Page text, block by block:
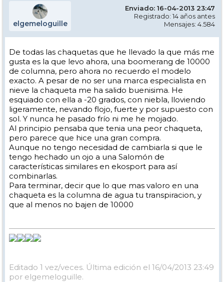
elgemeloguille
Enviado: 16-04-2013 23:47
Registrado: 14 años antes
Mensajes: 4.584
De todas las chaquetas que he llevado la que más me
gusta es la que levo ahora, una boomerang de 10000
de columna, pero ahora no recuerdo el modelo
exacto. A pesar de no ser una marca especialista en
nieve la chaqueta me ha salido buenisima. He
esquiado con ella a -20 grados, con niebla, lloviendo
ligeramente, nevando flojo, fuerte y por supuesto con
sol. Y nunca he pasado frío ni me he mojado.
Al principio pensaba que tenia una peor chaqueta,
pero parece que hice una gran compra.
Aunque no tengo necesidad de cambiarla si que le
tengo hechado un ojo a una Salomón de
características similares en ekosport para así
combinarlas.
Para terminar, decir que lo que mas valoro en una
chaqueta es la columna de agua tu transpiracion, y
que al menos no bajen de 10000
Editado 1 vez/veces. Última edición el 16/04/2013 23:49
por elgemeloguille.